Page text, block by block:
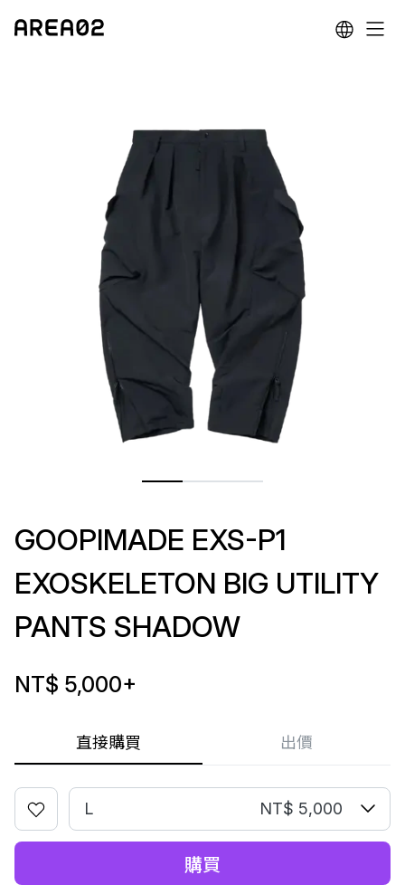
直接購買 出價
GOOPIMADE EXS-P1
EXOSKELETON BIG UTILITY
PANTS SHADOW
NT$ 5,000+
L NT$ 5,000
購買